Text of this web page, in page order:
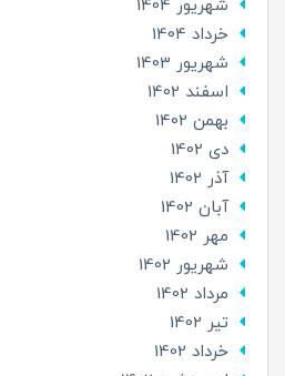
شهریور 1404
خرداد 1404
شهریور 1403
اسفند 1402
بهمن 1402
دی 1402
آذر 1402
آبان 1402
مهر 1402
شهریور 1402
مرداد 1402
تير 1402
خرداد 1402